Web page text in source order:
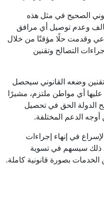
للتقديم إلكترونيا
الصحيح في مثل هذه
وعدم توصيل أي مرافق
وقدمت حلًا مؤقتًا من خلال
التصالح وتقنين
وضعه القانوني سيحصل
أي مواطن ملتزم، مشيرًا
الدولة الحق في تحصيل
الدعم المختلفة.
في إنهاء إجراءات
ذلك سيسهم في تسوية
بصورة قانونية كاملة.